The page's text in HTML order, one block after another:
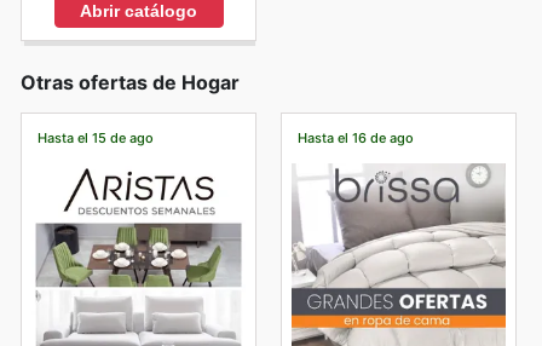
Abrir catálogo
Otras ofertas de Hogar
Hasta el 15 de ago Hasta el 16 de ago